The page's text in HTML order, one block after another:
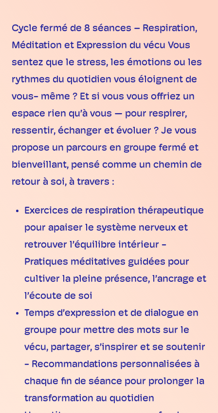
Cycle fermé de 8 séances – Respiration,
Méditation et Expression du vécu Vous
sentez que le stress, les émotions ou les
rythmes du quotidien vous éloignent de
vous- même ? Et si vous vous offriez un
espace rien qu’à vous — pour respirer,
ressentir, échanger et évoluer ? Je vous
propose un parcours en groupe fermé et
bienveillant, pensé comme un chemin de
retour à soi, à travers :
Exercices de respiration thérapeutique
pour apaiser le système nerveux et
retrouver l’équilibre intérieur -
Pratiques méditatives guidées pour
cultiver la pleine présence, l’ancrage et
l’écoute de soi
Temps d’expression et de dialogue en
groupe pour mettre des mots sur le
vécu, partager, s’inspirer et se soutenir
- Recommandations personnalisées à
chaque fin de séance pour prolonger la
transformation au quotidien